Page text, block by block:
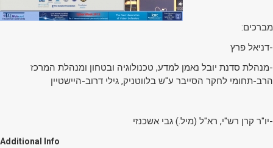
מברכים:
-דניאל פרץ
-מנהלת סדנת יובל נאמן למדע, טכנולוגיה ובטחון ומנהלת המרכז
הרב-תחומי לחקר הסייבר ע"ש בלווטניק, גילי דרוב-היישטיין
-יו"ר קרן רש"י, רא"ל (מיל.) גבי אשכנזי
Additional Info